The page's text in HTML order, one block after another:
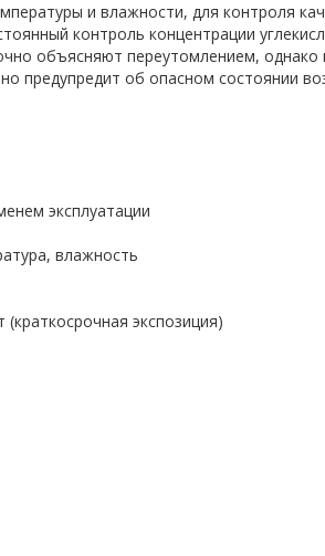
и влажности, для контроля
контроль концентрации
объясняют переутомлением, однако
предупредит об опасном состоянии
эксплуатации
влажность
экспозиция)